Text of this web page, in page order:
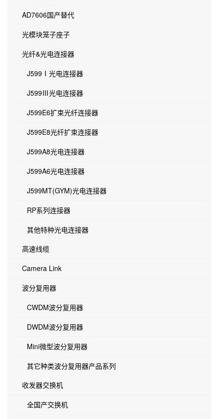
AD7606国产替代
光模块笼子座子
光纤&光电连接器
J599Ⅰ光电连接器
J599Ⅲ光电连接器
J599E6扩束光纤连接器
J599E8光纤扩束连接器
J599A8光电连接器
J599A6光电连接器
J599MT(GYM)光电连接器
RP系列连接器
其他特种光电连接器
高速线缆
Camera Link
波分复用器
CWDM波分复用器
DWDM波分复用器
Mini微型波分复用器
其它种类波分复用器产品系列
收发器交换机
全国产交换机